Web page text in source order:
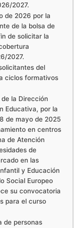
2027.
de 2026 por la
de la bolsa de
de solicitar la
2027.
del
ciclos formativos
la Dirección
Educativa, por la
de mayo de 2025
en centros
de Atención
de
en las
y Educación
Social Europeo
su convocatoria
para el curso
de personas